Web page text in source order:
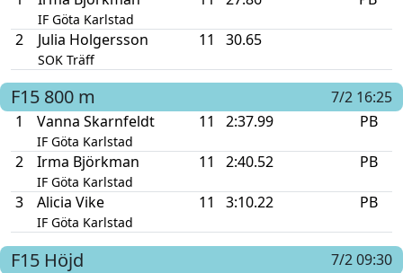
IF Göta Karlstad
2 Julia Holgersson
SOK Träff
11 30.65
F15 800 m
7/2 16:25
1
Vanna Skarnfeldt
IF Göta Karlstad
11 2:37.99 PB
2 Irma Björkman
IF Göta Karlstad
11 2:40.52 PB
3 Alicia Vike
IF Göta Karlstad
11 3:10.22 PB
F15 Höjd
7/2 09:30